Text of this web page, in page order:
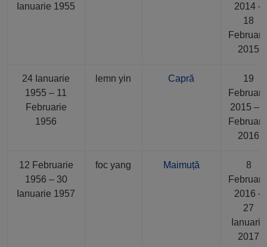
Ianuarie 1955
2014 –
18
2015
24 Ianuarie
1955 – 11
Februarie
1956
lemn yin Capră
19
2015 – 7
2016
12 Februarie
1956 – 30
Ianuarie 1957
foc yang Maimuță
8
2016 –
27
Ianuarie
2017